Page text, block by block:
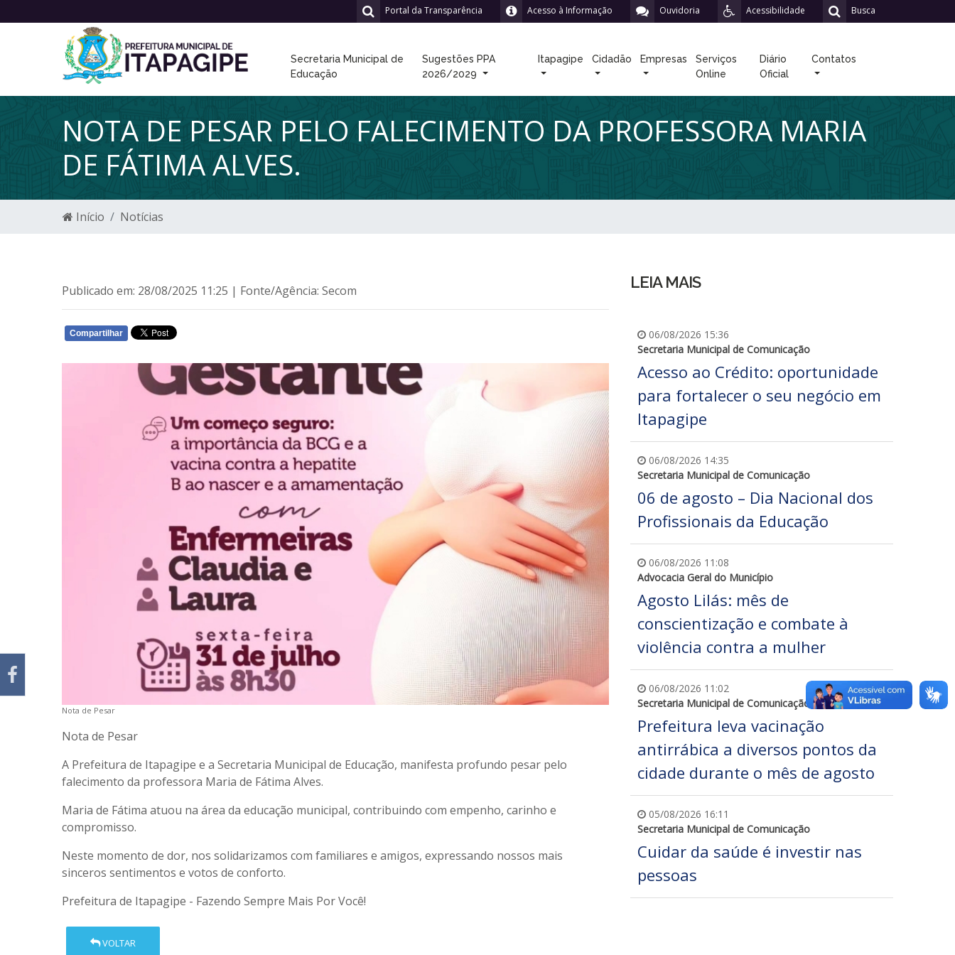
Busca
Acessibilidade
Ouvidoria
Acesso à Informação
Portal da Transparência
Secretaria Municipal de
Educação
Sugestões PPA
2026/2029
Itapagipe Cidadão Empresas
Serviços
Online
Diário
Oficial
Contatos
NOTA DE PESAR PELO FALECIMENTO DA PROFESSORA MARIA
DE FÁTIMA ALVES.
Início Notícias
Publicado em: 28/08/2025 11:25 | Fonte/Agência: Secom
Compartilhar
Nota de Pesar
Nota de Pesar
A Prefeitura de Itapagipe e a Secretaria Municipal de Educação, manifesta profundo pesar pelo
falecimento da professora Maria de Fátima Alves.
Maria de Fátima atuou na área da educação municipal, contribuindo com empenho, carinho e
compromisso.
Neste momento de dor, nos solidarizamos com familiares e amigos, expressando nossos mais
sinceros sentimentos e votos de conforto.
Prefeitura de Itapagipe - Fazendo Sempre Mais Por Você!
VOLTAR
LEIA MAIS
06/08/2026 15:36
Secretaria Municipal de Comunicação
Acesso ao Crédito: oportunidade
para fortalecer o seu negócio em
Itapagipe
06/08/2026 14:35
Secretaria Municipal de Comunicação
06 de agosto – Dia Nacional dos
Profissionais da Educação
06/08/2026 11:08
Advocacia Geral do Município
Agosto Lilás: mês de
conscientização e combate à
violência contra a mulher
06/08/2026 11:02
Secretaria Municipal de Comunicação
Prefeitura leva vacinação
antirrábica a diversos pontos da
cidade durante o mês de agosto
05/08/2026 16:11
Secretaria Municipal de Comunicação
Cuidar da saúde é investir nas
pessoas